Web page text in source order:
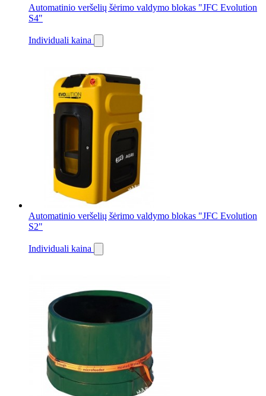
Automatinio veršelių šėrimo valdymo blokas "JFC Evolution
S4"
Individuali kaina
Automatinio veršelių šėrimo valdymo blokas "JFC Evolution
S2"
Individuali kaina